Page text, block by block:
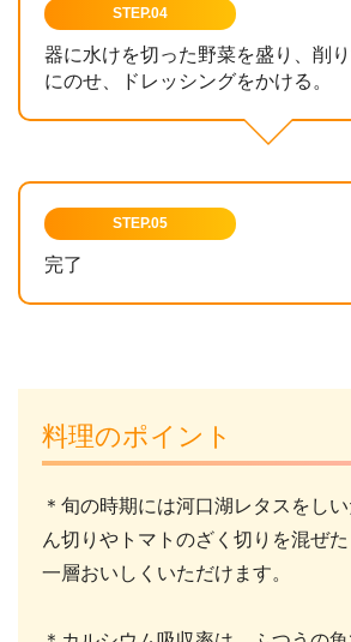
STEP.04
器に水けを切った野菜を盛り、削
にのせ、ドレッシングをかける。
STEP.05
完了
料理のポイント
＊旬の時期には河口湖レタスをし
ん切りやトマトのざく切りを混ぜ
一層おいしくいただけます。